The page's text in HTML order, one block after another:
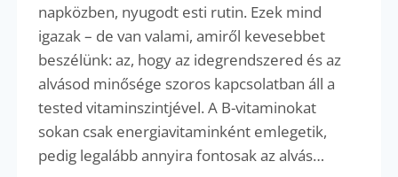
napközben, nyugodt esti rutin. Ezek mind
igazak – de van valami, amiről kevesebbet
beszélünk: az, hogy az idegrendszered és az
alvásod minősége szoros kapcsolatban áll a
tested vitaminszintjével. A B-vitaminokat
sokan csak energiavitaminként emlegetik,
pedig legalább annyira fontosak az alvás…